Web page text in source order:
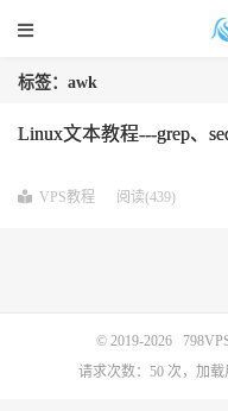
标签：awk
Linux文本教程---grep、
VPS教程 阅读(439)
© 2019-2026
请求次数：50 次，加